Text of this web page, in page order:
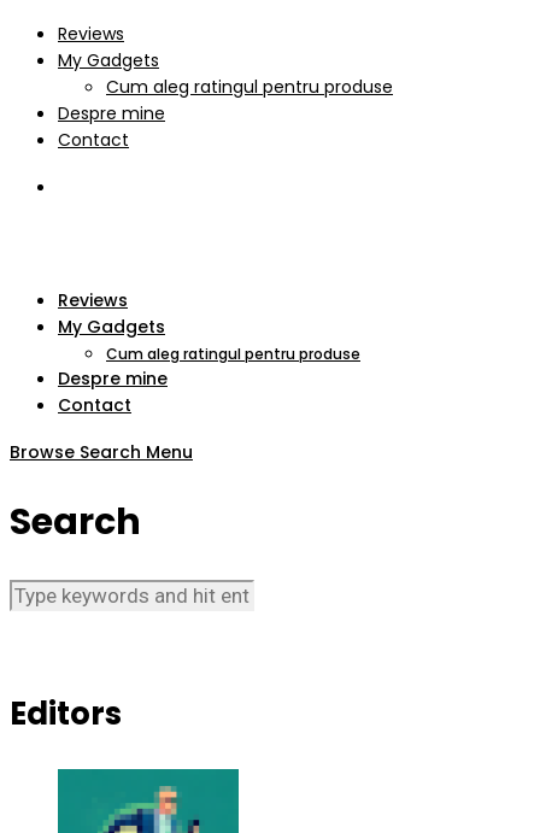
Reviews
My Gadgets
Cum aleg ratingul pentru produse
Despre mine
Contact
Reviews
My Gadgets
Cum aleg ratingul pentru produse
Despre mine
Contact
Browse Search Menu
Search
Editors